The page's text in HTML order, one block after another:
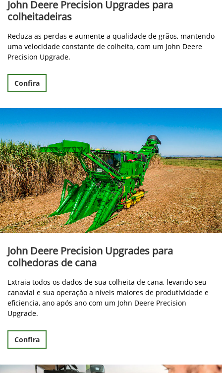
John Deere Precision Upgrades para
colheitadeiras
Reduza as perdas e aumente a qualidade de grãos, mantendo
uma velocidade constante de colheita, com um John Deere
Precision Upgrade.
Confira
John Deere Precision Upgrades para
colhedoras de cana
Extraia todos os dados de sua colheita de cana, levando seu
canavial e sua operação a níveis maiores de produtividade e
eficiencia, ano após ano com um John Deere Precision
Upgrade.
Confira